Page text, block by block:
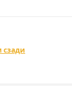
сзади